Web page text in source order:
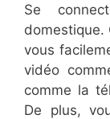
Se
domestique.
vous
vidéo
comme la
De plus,